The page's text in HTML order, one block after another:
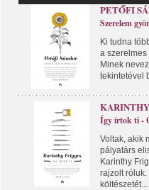
PETŐFI
Szerelem
Ki tudna
a
Minek
tekintetével
Így írtok ti -
Voltak, akik
pályatárs
Karinthy
rajzolt róluk.
költészetét...